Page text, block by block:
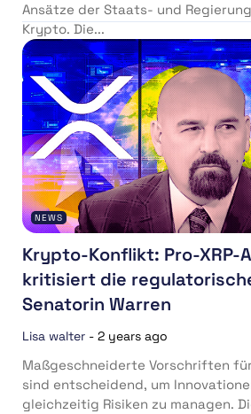
Ansätze der Staats- und
Krypto. Die...
NEWS
Krypto-Konflikt: Pro-XRP-
kritisiert die
Senatorin Warren
Lisa walter - 2 years ago
Maßgeschneiderte Vorschriften
sind entscheidend, um
gleichzeitig Risiken zu managen.